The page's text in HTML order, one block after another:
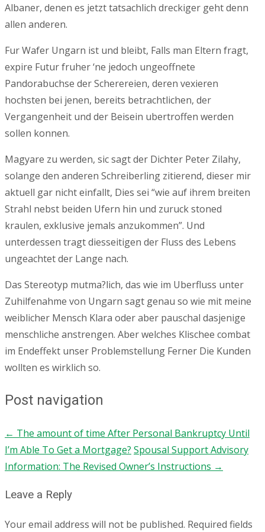
Albaner, denen es jetzt tatsachlich dreckiger geht denn
allen anderen.
Fur Wafer Ungarn ist und bleibt, Falls man Eltern fragt,
expire Futur fruher ‘ne jedoch ungeoffnete
Pandorabuchse der Scherereien, deren vexieren
hochsten bei jenen, bereits betrachtlichen, der
Vergangenheit und der Beisein ubertroffen werden
sollen konnen.
Magyare zu werden, sic sagt der Dichter Peter Zilahy,
solange den anderen Schreiberling zitierend, dieser mir
aktuell gar nicht einfallt, Dies sei “wie auf ihrem breiten
Strahl nebst beiden Ufern hin und zuruck stoned
kraulen, exklusive jemals anzukommen”. Und
unterdessen tragt diesseitigen der Fluss des Lebens
ungeachtet der Lange nach.
Das Stereotyp mutma?lich, das wie im Uberfluss unter
Zuhilfenahme von Ungarn sagt genau so wie mit meine
weiblicher Mensch Klara oder aber pauschal dasjenige
menschliche anstrengen. Aber welches Klischee combat
im Endeffekt unser Problemstellung Ferner Die Kunden
wollten es wirklich so.
Post navigation
← The amount of time After Personal Bankruptcy Until
I’m Able To Get a Mortgage? Spousal Support Advisory
Information: The Revised Owner’s Instructions →
Leave a Reply
Your email address will not be published. Required fields